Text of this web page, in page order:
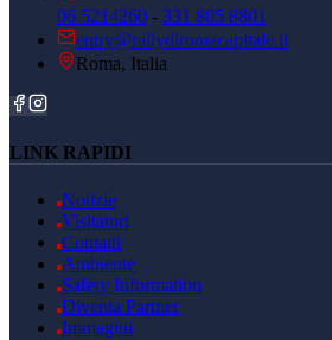
06 5214260 - 331 805 8801
entry@rallydiromacapitale.it
Roma, Italia
LINK RAPIDI
Notizie
Visitatori
Contatti
Ambiente
Safety Information
Diventa Partner
Immagini